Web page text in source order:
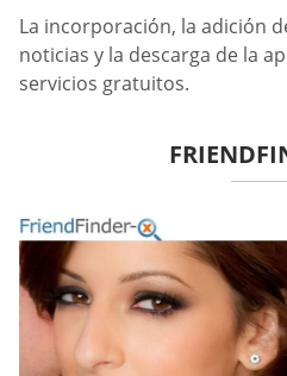
La incorporación, la adición
noticias y la descarga de la
servicios gratuitos.